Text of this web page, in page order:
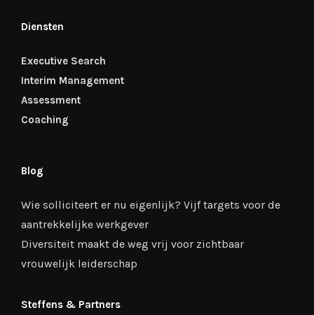
Diensten
Executive Search
Interim Management
Assessment
Coaching
Blog
Wie solliciteert er nu eigenlijk? Vijf targets voor de
aantrekkelijke werkgever
Diversiteit maakt de weg vrij voor zichtbaar
vrouwelijk leiderschap
Steffens & Partners